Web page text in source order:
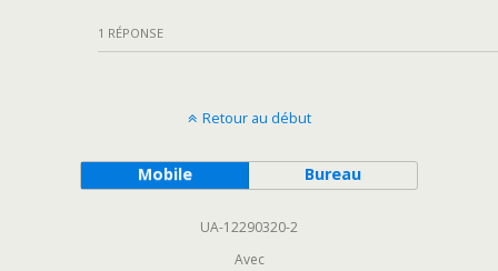
1 RÉPONSE
Retour au début
Mobile Bureau
UA-12290320-2
Avec